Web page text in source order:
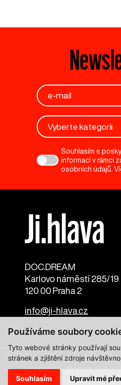
Používáme soubory
Tyto webové stránky používají
stránek a zjištění zdroje
Souhlasím Upravit mé
Vyberte kategorii
Souhlasím s
informací v rámci
osobních údajů.
DOC.DREAM​
Karlovo náměstí 285/19
120 00 Praha 2
info@ji-hlava.cz
Všechna práva vyhrazena
Zásady zpracování osobních